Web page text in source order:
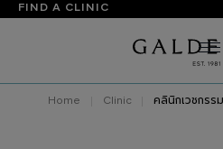
FIND A CLINIC
Home Clinic คลินิกเวชกรร